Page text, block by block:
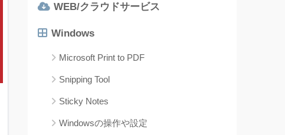
WEB/クラウドサービス
Windows
Microsoft Print to PDF
Snipping Tool
Sticky Notes
Windowsの操作や設定